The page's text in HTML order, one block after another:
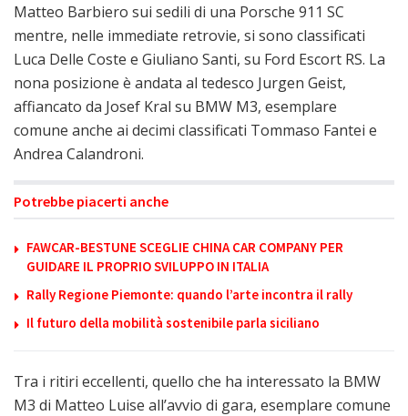
Matteo Barbiero sui sedili di una Porsche 911 SC
mentre, nelle immediate retrovie, si sono classificati
Luca Delle Coste e Giuliano Santi, su Ford Escort RS. La
nona posizione è andata al tedesco Jurgen Geist,
affiancato da Josef Kral su BMW M3, esemplare
comune anche ai decimi classificati Tommaso Fantei e
Andrea Calandroni.
Potrebbe piacerti anche
FAWCAR-BESTUNE SCEGLIE CHINA CAR COMPANY PER
GUIDARE IL PROPRIO SVILUPPO IN ITALIA
Rally Regione Piemonte: quando l’arte incontra il rally
Il futuro della mobilità sostenibile parla siciliano
Tra i ritiri eccellenti, quello che ha interessato la BMW
M3 di Matteo Luise all’avvio di gara, esemplare comune